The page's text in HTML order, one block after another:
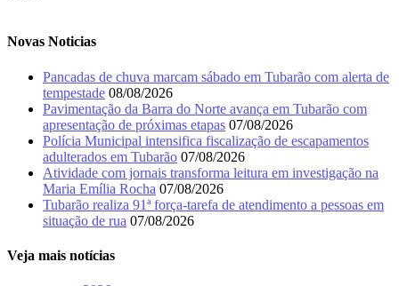
Novas Noticias
Pancadas de chuva marcam sábado em Tubarão com alerta de
tempestade 08/08/2026
Pavimentação da Barra do Norte avança em Tubarão com
apresentação de próximas etapas 07/08/2026
Polícia Municipal intensifica fiscalização de escapamentos
adulterados em Tubarão 07/08/2026
Atividade com jornais transforma leitura em investigação na
Maria Emília Rocha 07/08/2026
Tubarão realiza 91ª força-tarefa de atendimento a pessoas em
situação de rua 07/08/2026
Veja mais notícias